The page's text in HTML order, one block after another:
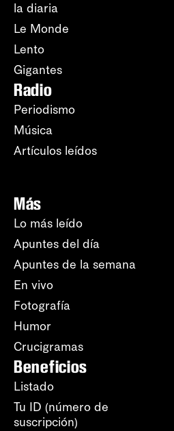
la diaria
Le Monde
Lento
Gigantes
Radio
Periodismo
Música
Artículos leídos
Más
Lo más leído
Apuntes del día
Apuntes de la semana
En vivo
Fotografía
Humor
Crucigramas
Beneficios
Listado
Tu ID (número de
suscripción)